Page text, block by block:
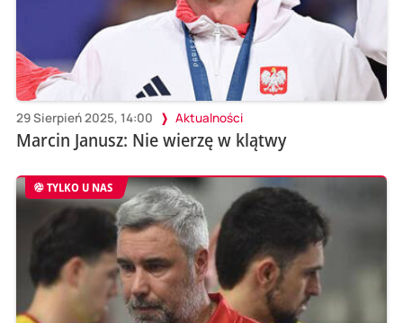
29 Sierpień 2025, 14:00 Aktualności
Marcin Janusz: Nie wierzę w klątwy
TYLKO U NAS